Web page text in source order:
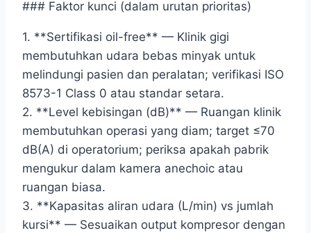
### Faktor kunci (dalam urutan prioritas)
1. **Sertifikasi oil-free** — Klinik gigi
membutuhkan udara bebas minyak untuk
melindungi pasien dan peralatan; verifikasi ISO
8573-1 Class 0 atau standar setara.
2. **Level kebisingan (dB)** — Ruangan klinik
membutuhkan operasi yang diam; target ≤70
dB(A) di operatorium; periksa apakah pabrik
mengukur dalam kamera anechoic atau
ruangan biasa.
3. **Kapasitas aliran udara (L/min) vs jumlah
kursi** — Sesuaikan output kompresor dengan